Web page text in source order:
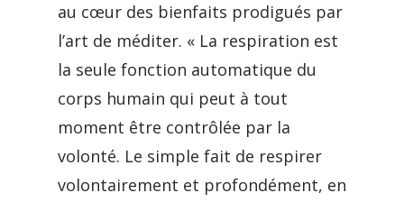
au cœur des bienfaits prodigués par
l’art de méditer. « La respiration est
la seule fonction automatique du
corps humain qui peut à tout
moment être contrôlée par la
volonté. Le simple fait de respirer
volontairement et profondément, en